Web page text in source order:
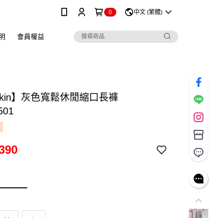
0 中文 (繁體)
會員權益
】灰色寬鬆休閒縮口長褲